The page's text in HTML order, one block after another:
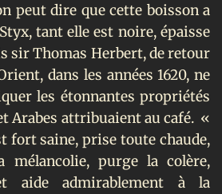
peut dire que cette boisson a
tant elle est noire, épaisse
sir Thomas Herbert, de retour
dans les années 1620, ne
les étonnantes propriétés
Arabes attribuaient au café. «
fort saine, prise toute chaude,
mélancolie, purge la colère,
aide admirablement à la